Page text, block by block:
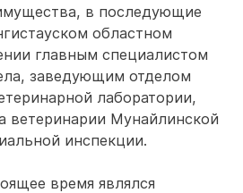
в последующие
областном
главным специалистом
заведующим отделом
лаборатории,
ветеринарии Мунайлинской
инспекции.
время являлся